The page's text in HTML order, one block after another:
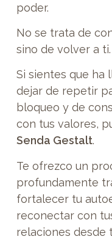
poder.
No se trata de
sino de volver a ti.
Si sientes que ha
dejar de repetir
bloqueo y de
con tus valores,
Senda Gestalt.
Te ofrezco un
profundamente
fortalecer tu
reconectar con
relaciones desde